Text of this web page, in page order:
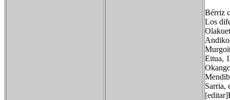
Bérriz
Los
Eitua,
Sarria,